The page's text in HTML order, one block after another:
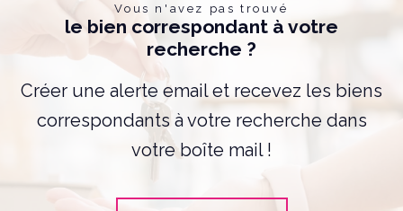
Vous n'avez pas trouvé
le bien correspondant à votre
recherche ?
Créer une alerte email et recevez les biens
correspondants à votre recherche dans
votre boîte mail !